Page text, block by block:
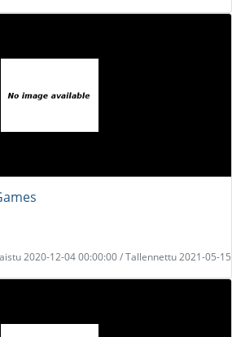
2020-12-04 00:00:00 / Tallennettu 2021-05-15